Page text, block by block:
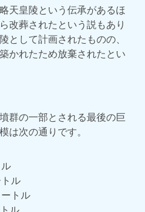
天皇陵という伝承があるほ
改葬されたという説もあり
として計画されたものの、
かれたため放棄されたとい
群の一部とされる最後の巨
は次の通りです。
ル
トル
ル